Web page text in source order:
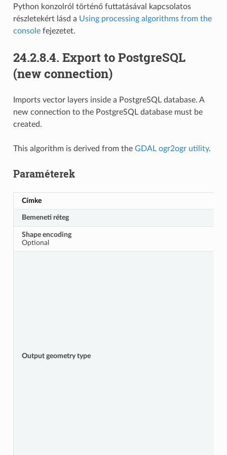
Python konzolról történő futtatásával kapcsolatos
részletekért lásd a Using processing algorithms from the
consolefejezetet.
24.2.8.4. Export to PostgreSQL
(new connection)
Imports vector layers inside a PostgreSQL database. A
new connection to the PostgreSQL database must be
created.
This algorithm is derived from the GDAL ogr2ogr utility.
Paraméterek
Címke
Bemeneti réteg
Shape encoding
Optional
Output geometry type